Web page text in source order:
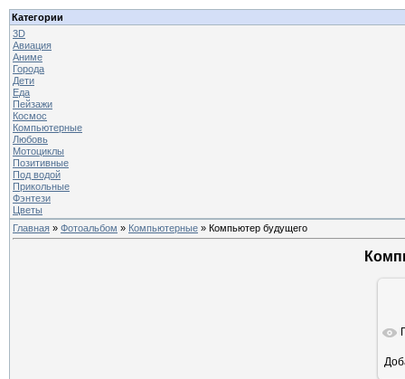
Категории
3D
Авиация
Аниме
Города
Дети
Еда
Пейзажи
Космос
Компьютерные
Любовь
Мотоциклы
Позитивные
Под водой
Прикольные
Фэнтези
Цветы
Главная » Фотоальбом » Компьютерные » Компьютер будущего